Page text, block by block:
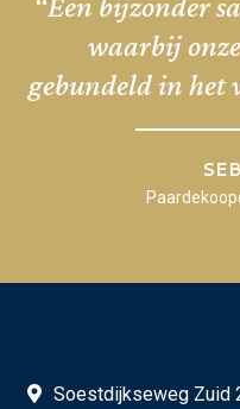
waarbij
gebundeld in het
Soestdijkseweg Zuid